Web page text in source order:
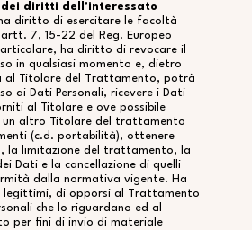
dei diritti dell'interessato
ha diritto di esercitare le facoltà
7, 15-22 del Reg. Europeo
ha diritto di revocare il
in qualsiasi momento e, dietro
al Titolare del Trattamento, potrà
ai Dati Personali, ricevere i Dati
al Titolare e ove possibile
altro Titolare del trattamento
(c.d. portabilità), ottenere
la limitazione del trattamento, la
Dati e la cancellazione di quelli
dalla normativa vigente. Ha
di opporsi al Trattamento
che lo riguardano ed al
per fini di invio di materiale